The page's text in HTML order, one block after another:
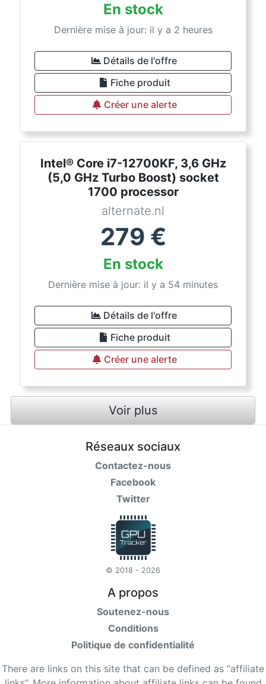
En stock
Dernière mise à jour: il y a 2 heures
Détails de l'offre
Fiche produit
Créer une alerte
Intel® Core i7-12700KF, 3,6 GHz
(5,0 GHz Turbo Boost) socket
1700 processor
alternate.nl
279 €
En stock
Dernière mise à jour: il y a 54 minutes
Détails de l'offre
Fiche produit
Créer une alerte
Voir plus
Réseaux sociaux
Contactez-nous
Facebook
Twitter
© 2018 - 2026
A propos
Soutenez-nous
Conditions
Politique de confidentialité
There are links on this site that can be defined as “affiliate